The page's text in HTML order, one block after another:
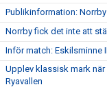
Publikinformation:
Norrby fick det inte att
Inför match: Eskilsminne
Upplev klassisk mark
Ryavallen